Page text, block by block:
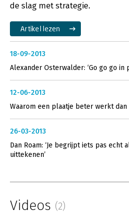
de slag met strategie.
Artikel lezen
18-09-2013
Alexander Osterwalder: ‘Go go go in
12-06-2013
Waarom een plaatje beter werkt dan
26-03-2013
Dan Roam: ‘Je begrijpt iets pas echt
uittekenen’
Videos (2)